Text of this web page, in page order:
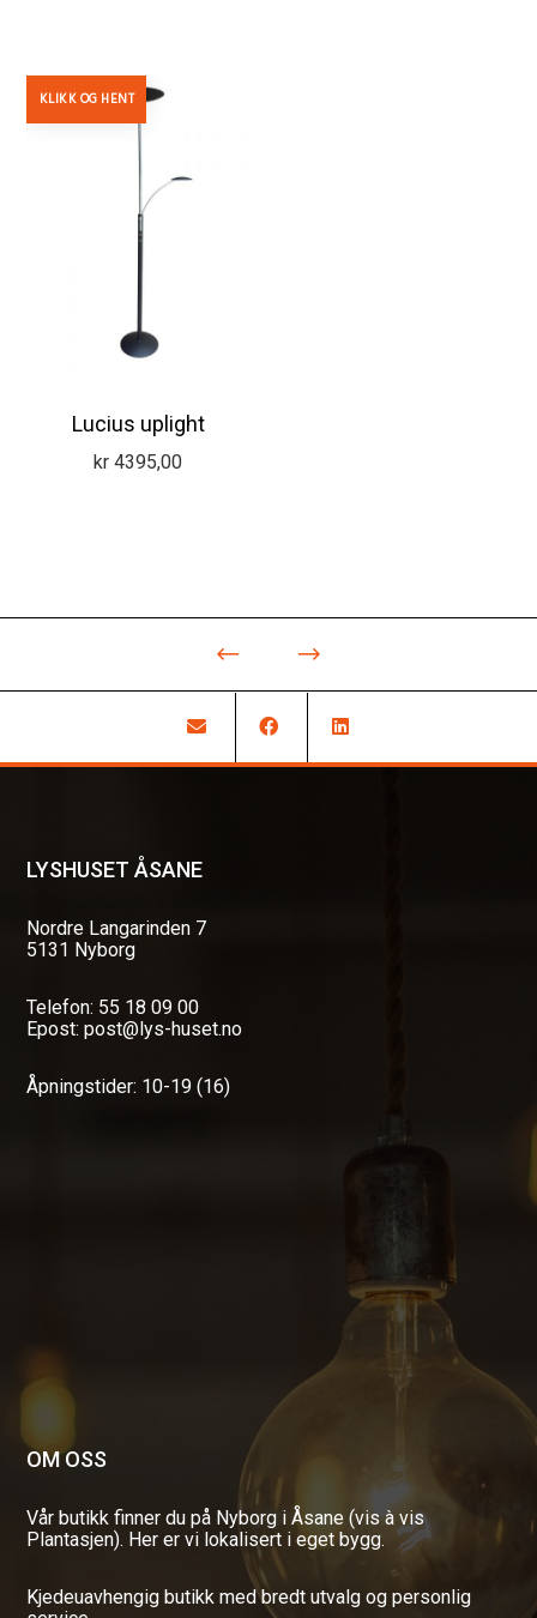
KLIKK OG HENT
Lucius uplight
kr 4395,00
LYSHUSET ÅSANE
Nordre Langarinden 7
5131 Nyborg
Telefon: 55 18 09 00
Epost: post@lys-huset.no
Åpningstider: 10-19 (16)
OM OSS
Vår butikk finner du på Nyborg i Åsane (vis à vis
Plantasjen). Her er vi lokalisert i eget bygg.
Kjedeuavhengig butikk med bredt utvalg og personlig